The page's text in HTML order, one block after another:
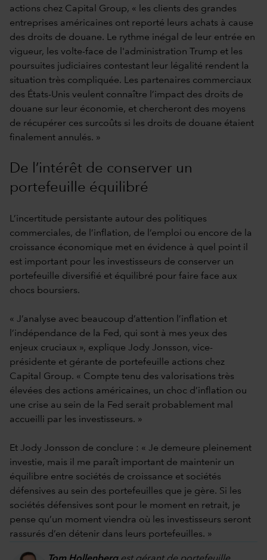
actions chez Capital Group, « les clients des grandes
entreprises américaines ont reporté leurs achats à cause
des droits de douane. Le rythme inégal de leur entrée en
vigueur, les volte-face de l'administration Trump et les
poursuites judiciaires contestant leur légalité rendent la
situation très compliquée. Les partenaires commerciaux
des États-Unis veulent connaître l’impact des droits de
douane sur leur économie, et chercheront des moyens
de récupérer ces surcoûts si les droits de douane étaient
finalement annulés. »
De l’intérêt de conserver un
portefeuille équilibré
L’incertitude persistante autour des politiques
commerciales, de l’inflation, de l’emploi ou encore de la
croissance économique met en évidence à quel point il
est important pour les investisseurs de conserver un
portefeuille diversifié et équilibré pour faire face aux
chocs boursiers.
« J’analyse avec beaucoup d’attention l’inflation et
l’indépendance de la Fed, qui sont à mes yeux des
enjeux cruciaux », explique Jody Jonsson, vice-
présidente et gérante de portefeuille actions chez
Capital Group. « Compte tenu des valorisations très
élevées des actions américaines, un choc d’inflation ou
une crise au sein de la Fed serait probablement mal
accueilli par les investisseurs. »
Et Jody Jonsson de conclure : « Je demeure pleinement
investie, mais il me paraît important de maintenir un
équilibre entre sociétés de croissance et sociétés
défensives au sein des portefeuilles que je gère. Si les
sociétés défensives sont pour le moment en retrait, je
pense qu’un moment viendra où les investisseurs seront
rassurés d’en détenir dans leurs portefeuilles. »